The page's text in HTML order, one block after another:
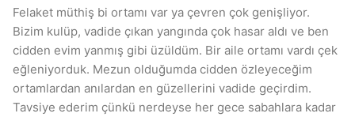
Felaket müthiş bi ortamı var ya çevren çok genişliyor.
Bizim kulüp, vadide çıkan yangında çok hasar aldı ve ben
cidden evim yanmış gibi üzüldüm. Bir aile ortamı vardı çek
eğleniyorduk. Mezun olduğumda cidden özleyeceğim
ortamlardan anılardan en güzellerini vadide geçirdim.
Tavsiye ederim çünkü nerdeyse her gece sabahlara kadar